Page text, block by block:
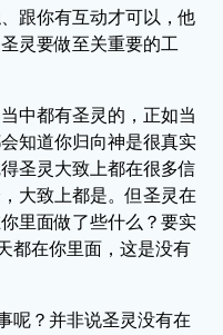
跟你有互动才可以，他
灵要做至关重要的工
中都有圣灵的，正如当
知道你归向神是很真实
圣灵大致上都在很多信
大致上都是。但圣灵在
里面做了些什么？要实
都在你里面，这是没有
呢？并非说圣灵没有在